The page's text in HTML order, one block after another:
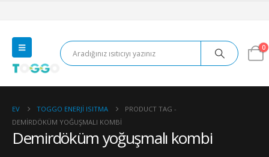
0
EV TOGGO ENERJI ISITMA
PRODUCT TAG -
DEMIRDÖKÜM YOĞUŞMALI KOMBI
Demirdöküm yoğuşmalı kombi